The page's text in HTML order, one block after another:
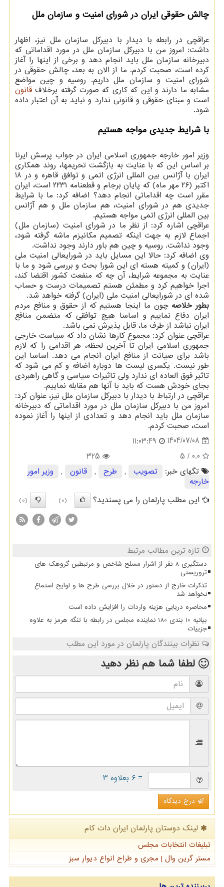
چالش حقوقی ایران در شورای امنیت و سازمان ملل
عراقچی در رابطه با دیدار با دبیرکل سازمان ملل نیز، اظهار
داشت: امروز من با دبیرکل سازمان ملل در مورد اقداماتی که
دبیرخانه سازمان ملل باید انجام دهد و برخی از اینها را آغاز
کرده است، صحبت کردم. ما از الان به بعد، چالش حقوقی در
شورای امنیت و سازمان ملل داریم. روسیه و چین مواضع
مشابه ما دارند و این که کاری که صورت گرفته برخلاف قانون
است و مبنای حقوقی و قانونی ندارد و نباید به آن اعتبار داده
شود.
با شرایط جدیدی مواجه هستیم
وزیر امور خارجه جمهوری اسلامی ایران در جواب پرسش ایرنا
بر اساس این که با عنایت به بازگشت تحریمها، روند همکاری
ایران با آژانس بین المللی انرژی اتمی و توافق قاهره و در ۱۸
اکتبر (۲۶ مهر ماه) که پایان برجام و قطعنامه ۲۲۳۱ است، ایران
مقرر است چه اقداماتی انجام دهد؟ اضافه کرد: ما با شرایط
جدیدی هم در شورای امنیت، هم سازمان ملل و هم آژانس
بین المللی انرژی اتمی مواجه هستیم.
عراقچی اشاره کرد: از نظر ما در شورای امنیت (سازمان ملل)
اجماع لازم به جهت اینکه تصمیم مکانیزم ماشه گرفته شود،
وجود نداشت. روسیه و چین هم باور دارند وجود نداشت.
وی اضافه کرد: حالا این مسایل باید در شورایعالی امنیت ملی
(ایران) و کمیته هسته ای این شورا بحث و بررسی شود و ما با
عنایت به مجموعه شرایط، آن چه که منفعت کشور اقتضا کند،
اجرا خواهیم کرد و مطمئن هستم تصمیمات درست و حساب
شده ای در شورایعالی امنیت ملی (ایران) گرفته خواهد شد.
بطور خلاصه چون ما اینجا هستیم که از حقوق و منافع مردم
ایران دفاع نماییم و اساسا هیچ توافقی که متضمن منافع
ایران نباشد از طرف ما، قابل پذیرش نمی باشد.
عراقچی عنوان کرد: مجموع کارها نشان داد که سیاست خارجی
جمهوری اسلامی ایران تا آخرین لحظه، هر اقدامی را که لازم
باشد برای صیانت از منافع ایران انجام می دهد. اساسا این
طور نیست. یکسری لیست ها دوباره اضافه و کم می شود که
تاثیر فوق العاده ای ندارد ولی تاثیرات سیاسی و گاهی راهبردی
بجای خودش هست که باید با آنها هم مقابله نماییم.
عراقچی در ارتباط با دیدار با دبیرکل سازمان ملل نیز، عنوان کرد:
امروز من با دبیرکل سازمان ملل در مورد اقداماتی که دبیرخانه
سازمان ملل باید انجام دهد و تعدادی از اینها را آغاز نموده
است، صحبت کردم.
1404/07/08
11:03:49
0.0
/ 5
325
تگهای خبر:
تصویب , طرح , قانون ,
وزیر امور
خارجه
این مطلب پارلمان را می پسندید؟
(0)
(0)
تازه ترین مطالب مرتبط
دستگیری 8 نفر از اشرار مسلح شاخص و مرتبطین گروهک های
تروریستی
تذکرات خارج از دستور در خلال بررسی طرح ها و لوایح استماع
نخواهد شد
محاصره دریایی هزینه واردات را افزایش داده است
بیانیه 10 بندی 180 نماینده مجلس در رابطه با تنگه هرمز به علاوه
جزییات
نظرات بینندگان پارلمان در مورد این مطلب
لطفا شما همنظر دهید
= ۶ بعلاوه ۳
درج دیدگاه
لینک دوستان پارلمان ایران دات كام
تبلیغات انتخابات مجلس
مستر گرین وال | مجری و طراح انواع دیوار سبز